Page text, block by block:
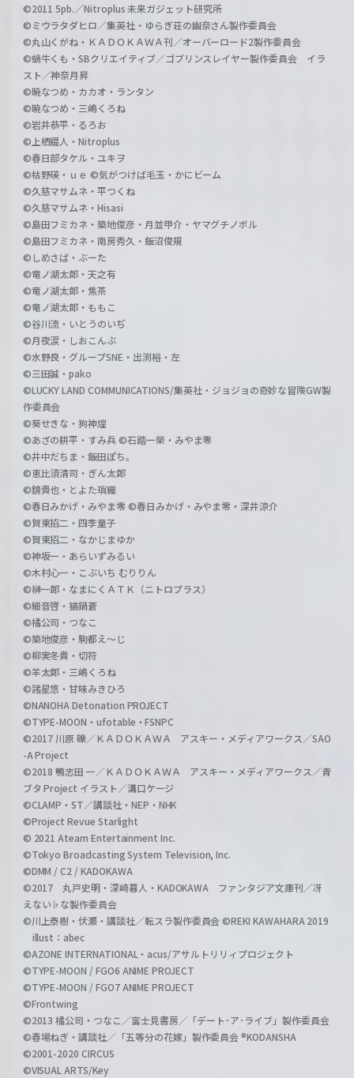
©2011 5pb.／Nitroplus 未来ガジェット研究所
©ミウラタダヒロ／集英社・ゆらぎ荘の幽奈さん製作委員会
©丸山くがね・ＫＡＤＯＫＡＷＡ刊／オーバーロード2製作委員会
©蝸牛くも・SBクリエイティブ／ゴブリンスレイヤー製作委員会 イラ
スト／神奈月昇
©暁なつめ・カカオ・ランタン
©暁なつめ・三嶋くろね
©岩井恭平・るろお
©上栖綴人・Nitroplus
©春日部タケル・ユキヲ
©枯野瑛・ｕｅ ©気がつけば毛玉・かにビーム
©久慈マサムネ・平つくね
©久慈マサムネ・Hisasi
©島田フミカネ・築地俊彦・月並甲介・ヤマグチノボル
©島田フミカネ・南房秀久・飯沼俊規
©しめさば・ぶーた
©竜ノ湖太郎・天之有
©竜ノ湖太郎・焦茶
©竜ノ湖太郎・ももこ
©谷川流・いとうのいぢ
©月夜涙・しおこんぶ
©水野良・グループSNE・出渕裕・左
©三田誠・pako
©LUCKY LAND COMMUNICATIONS/集英社・ジョジョの奇妙な冒険GW製
作委員会
©葵せきな・狗神煌
©あざの耕平・すみ兵 ©石踏一榮・みやま零
©井中だちま・飯田ぽち。
©恵比須清司・ぎん太郎
©鏡貴也・とよた瑣織
©春日みかげ・みやま零 ©春日みかげ・みやま零・深井涼介
©賀東招二・四季童子
©賀東招二・なかじまゆか
©神坂一・あらいずみるい
©木村心一・こぶいち むりりん
©榊一郎・なまにくＡＴＫ（ニトロプラス）
©細音啓・猫鍋蒼
©橘公司・つなこ
©築地俊彦・駒都え～じ
©柳実冬貴・切符
©羊太郎・三嶋くろね
©諸星悠・甘味みきひろ
©NANOHA Detonation PROJECT
©TYPE-MOON・ufotable・FSNPC
©2017 川原 礫／ＫＡＤＯＫＡＷＡ アスキー・メディアワークス／SAO
-A Project
©2018 鴨志田 一／ＫＡＤＯＫＡＷＡ アスキー・メディアワークス／青
ブタ Project イラスト／溝口ケージ
©CLAMP・ST／講談社・NEP・NHK
©Project Revue Starlight
© 2021 Ateam Entertainment Inc.
©Tokyo Broadcasting System Television, Inc.
©DMM / C2 / KADOKAWA
©2017 丸戸史明・深崎暮人・KADOKAWA ファンタジア文庫刊／冴
えない♭な製作委員会
©川上泰樹・伏瀬・講談社／転スラ製作委員会 ©REKI KAWAHARA 2019
illust：abec
©AZONE INTERNATIONAL・acus/アサルトリリィプロジェクト
©TYPE-MOON / FGO6 ANIME PROJECT
©TYPE-MOON / FGO7 ANIME PROJECT
©Frontwing
©2013 橘公司・つなこ／富士見書房／「デート･ア･ライブ」製作委員会
©春場ねぎ・講談社／「五等分の花嫁」製作委員会 ®KODANSHA
©2001-2020 CIRCUS
©VISUAL ARTS/Key